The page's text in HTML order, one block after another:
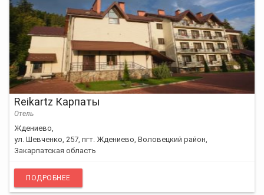
Reikartz Карпаты
Отель
Ждениево,
ул. Шевченко, 257, пгт. Ждениево, Воловецкий район,
Закарпатская область
ПОДРОБНЕЕ